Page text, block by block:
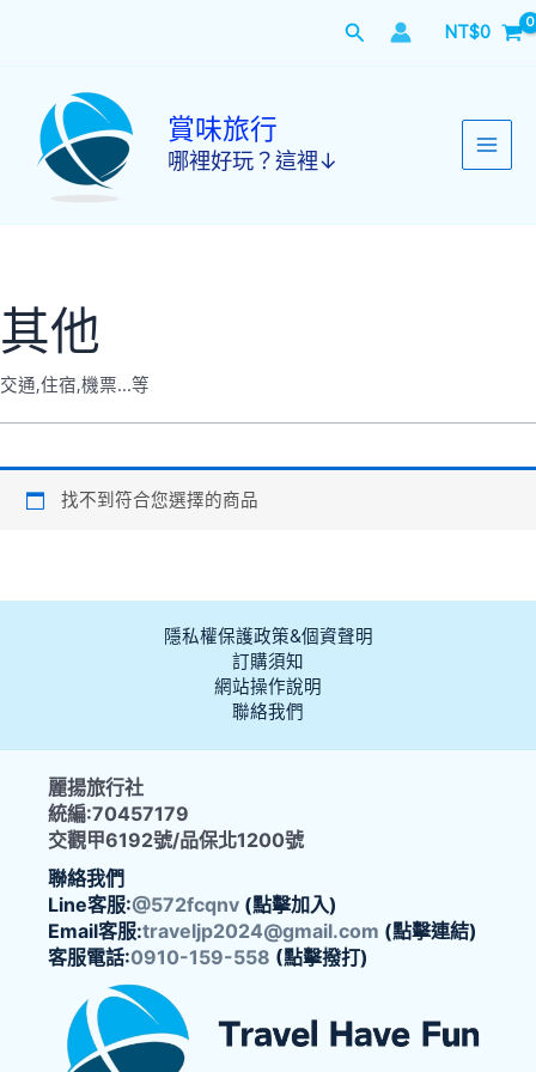
搜
NT$0
賞味旅行
哪裡好玩？這裡↓
其他
交通,住宿,機票…等
找不到符合您選擇的商品
隱私權保護政策&個資聲明
訂購須知
網站操作說明
聯絡我們
麗揚旅行社
統編:70457179
交觀甲6192號/品保北1200號
聯絡我們
Line客服:@572fcqnv (點擊加入)
Email客服:traveljp2024@gmail.com (點擊連結)
客服電話:0910-159-558 (點擊撥打)